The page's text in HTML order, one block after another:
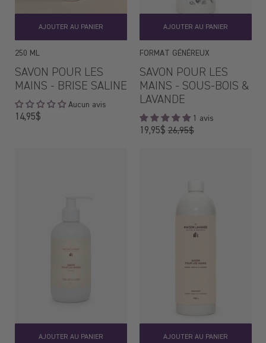
AJOUTER AU PANIER
250 ML
SAVON POUR LES
MAINS - BRISE SALINE
Aucun avis
14,95$Prix
AJOUTER AU PANIER
FORMAT GÉNÉREUX
SAVON POUR LES
MAINS - SOUS-BOIS &
LAVANDE
1 avis
19,95$Prix
26,95$
AJOUTER AU PANIER AJOUTER AU PANIER